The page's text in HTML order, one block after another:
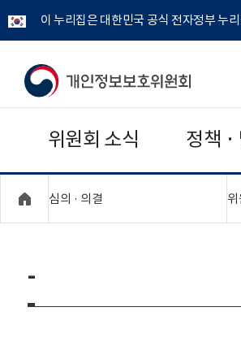
이 누리집은 대한민국 공식 전자정부 누
개
보
보
위
위원회 소식 정책 ·
심의 · 의결
-